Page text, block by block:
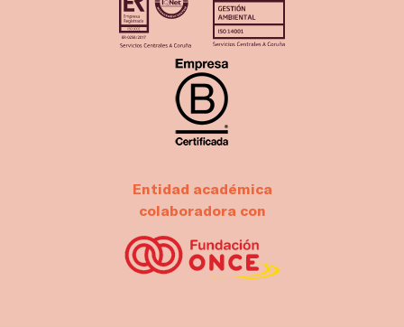
Entidad académica
colaboradora con